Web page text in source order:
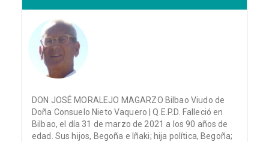
DON JOSÉ MORALEJO MAGARZO Bilbao Viudo de
Doña Consuelo Nieto Vaquero | Q.E.P.D. Falleció en
Bilbao, el día 31 de marzo de 2021 a los 90 años de
edad. Sus hijos, Begoña e Iñaki; hija política, Begoña;